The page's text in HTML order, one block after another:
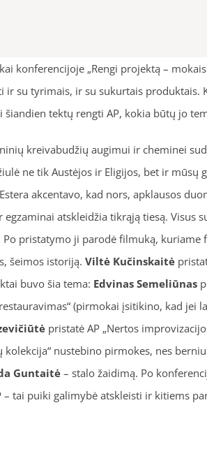
konferencijoje „Rengi projektą –
su tyrimais, ir su sukurtais produktais.
tektų rengti AP, kokia būtų jo
kreivabudžių augimui ir cheminei
ne tik Austėjos ir Eligijos, bet ir mūsų
akcentavo, kad nors, apklausos
atskleidžia tikrąją tiesą. Visus
Po pristatymo ji parodė filmuką,
šeimos istoriją. Viltė Kučinskaitė
buvo šia tema: Edvinas Semeliūnas
(pirmokai įsitikino, kad jei
pristatė AP „Nertos
kolekcija“ nustebino pirmokes, nes
Guntaitė– stalo žaidimą. Po
– tai puiki galimybė atskleisti ir kitiems